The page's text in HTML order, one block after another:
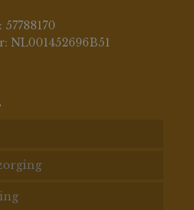
NL001452696B51
behandelingen